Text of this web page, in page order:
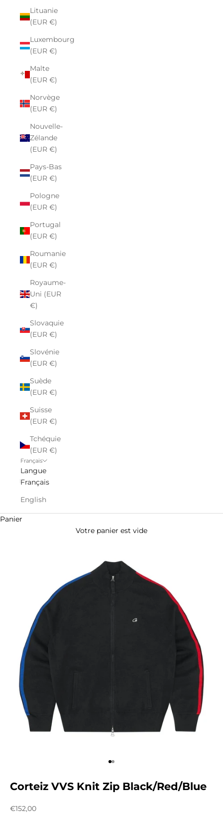
Lituanie
(EUR €)
Luxembourg
(EUR €)
Malte
(EUR €)
Norvège
(EUR €)
Nouvelle-
Zélande
(EUR €)
Pays-Bas
(EUR €)
Pologne
(EUR €)
Portugal
(EUR €)
Roumanie
(EUR €)
Royaume-
Uni (EUR
€)
Slovaquie
(EUR €)
Slovénie
(EUR €)
Suède
(EUR €)
Suisse
(EUR €)
Tchéquie
(EUR €)
Français
Langue
Français
English
Panier
Votre panier est vide
Aller à l'élément 1
Aller à l'élément 2
Corteiz VVS Knit Zip Black/Red/Blue
Prix de vente
€152,00